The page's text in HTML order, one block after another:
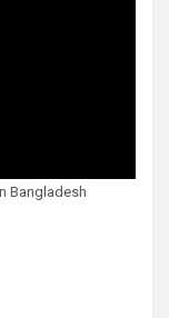
Bangladesh